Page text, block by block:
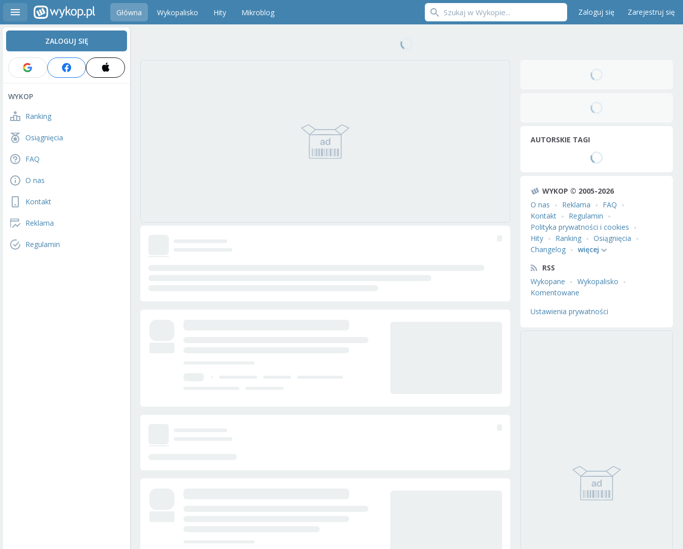
Główna Wykopalisko Hity Mikroblog Zaloguj się Zarejestruj się
ZALOGUJ SIĘ
WYKOP
Ranking
Osiągnięcia
FAQ
O nas
Kontakt
Reklama
Regulamin
AUTORSKIE TAGI
WYKOP © 2005-2026
O nas
Reklama
FAQ
Kontakt
Regulamin
Polityka prywatności i cookies
Hity
Ranking
Osiągnięcia
Changelog
więcej
RSS
Wykopane
Wykopalisko
Komentowane
Ustawienia prywatności